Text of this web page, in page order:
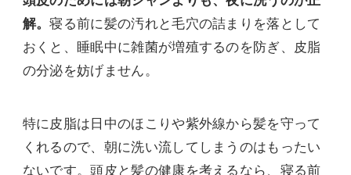
解。寝る前に髪の汚れと毛穴の詰まりを落として
おくと、睡眠中に雑菌が増殖するのを防ぎ、皮脂
の分泌を妨げません。
特に皮脂は日中のほこりや紫外線から髪を守って
くれるので、朝に洗い流してしまうのはもったい
ないです。頭皮と髪の健康を考えるなら、寝る前